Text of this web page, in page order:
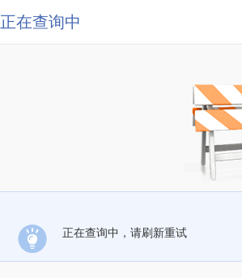
正在查询中
正在查询中，请刷新重试